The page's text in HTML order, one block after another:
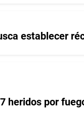
establecer
heridos por